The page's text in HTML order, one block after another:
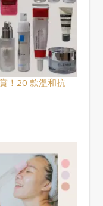
！20 款溫和抗